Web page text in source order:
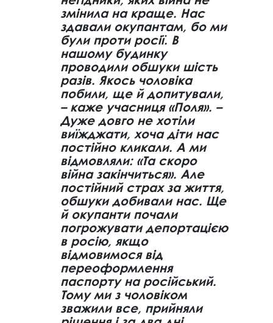
змінила на краще. Нас
здавали окупантам, бо ми
були проти росії. В
нашому будинку
проводили обшуки шість
разів. Якось чоловіка
побили, ще й допитували,
– каже учасниця «Поля». –
Дуже довго не хотіли
виїжджати, хоча діти нас
постійно кликали. А ми
відмовляли: «Та скоро
війна закінчиться». Але
постійний страх за життя,
обшуки добивали нас. Ще
й окупанти почали
погрожувати депортацією
в росію, якщо
відмовимося від
переоформлення
паспорту на російський.
Тому ми з чоловіком
зважили все, прийняли